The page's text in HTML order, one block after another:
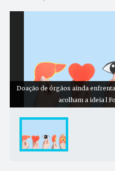
Doação de órgãos ainda
acolham a ideia l